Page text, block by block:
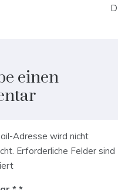
einen
Adresse wird nicht
Erforderliche Felder sind